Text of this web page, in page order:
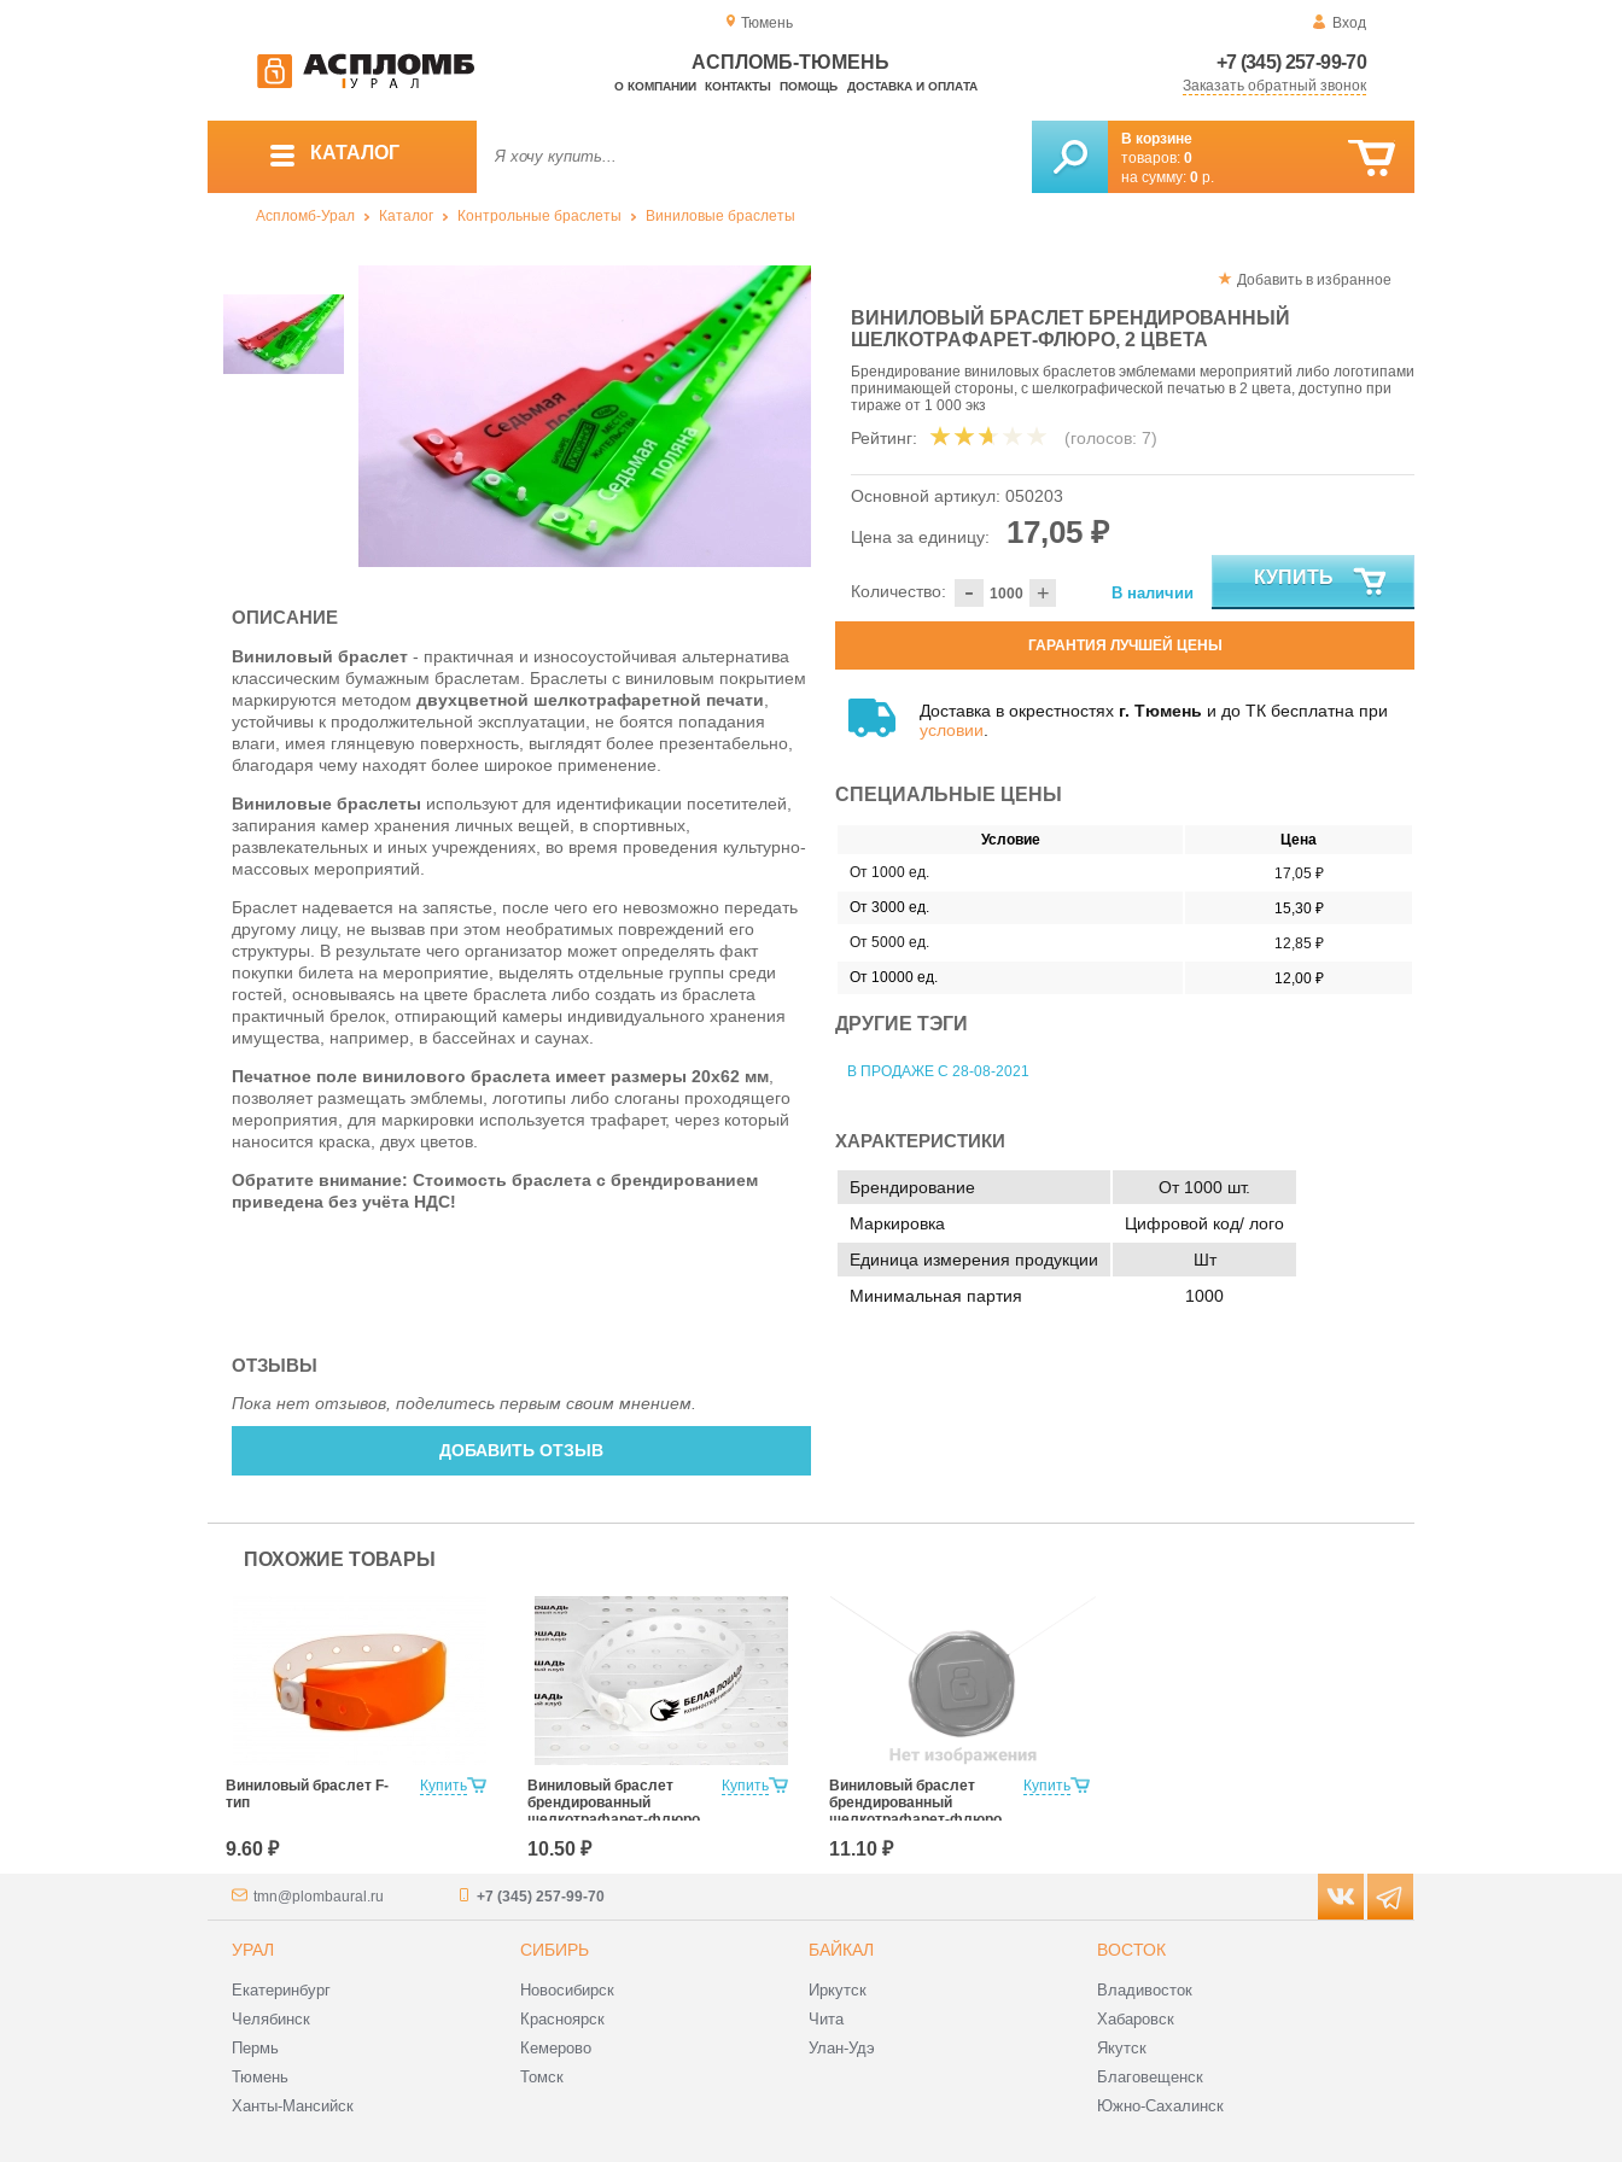
Тюмень Вход
+7 (345) 257-99-70
Заказать обратный звонок
АСПЛОМБ-ТЮМЕНЬ
О КОМПАНИИ КОНТАКТЫ ПОМОЩЬ ДОСТАВКА И ОПЛАТА
КАТАЛОГ
В корзине
товаров: 0
на сумму: 0 р.
Аспломб-Урал Каталог Контрольные браслеты Виниловые браслеты
Добавить в избранное
ВИНИЛОВЫЙ БРАСЛЕТ БРЕНДИРОВАННЫЙ
ШЕЛКОТРАФАРЕТ-ФЛЮРО, 2 ЦВЕТА
Брендирование виниловых браслетов эмблемами мероприятий либо логотипами
принимающей стороны, с шелкографической печатью в 2 цвета, доступно при
тираже от 1 000 экз
Рейтинг: (голосов: 7)
Основной артикул: 050203
Цена за единицу: 17,05 ₽
- +
Количество: В наличии
КУПИТЬ
ГАРАНТИЯ ЛУЧШЕЙ ЦЕНЫ
Доставка в окрестностях г. Тюмень и до ТК бесплатна при
условии
СПЕЦИАЛЬНЫЕ ЦЕНЫ
Условие
Цена
От 1000 ед.
17,05 ₽
От 3000 ед.
15,30 ₽
От 5000 ед.
12,85 ₽
От 10000 ед.
12,00 ₽
ДРУГИЕ ТЭГИ
В ПРОДАЖЕ С 28-08-2021
ОПИСАНИЕ
Виниловый браслет - практичная и износоустойчивая альтернатива
классическим бумажным браслетам. Браслеты с виниловым покрытием
маркируются методом двухцветной шелкотрафаретной печати
устойчивы к продолжительной эксплуатации, не боятся попадания
влаги, имея глянцевую поверхность, выглядят более презентабельно,
благодаря чему находят более широкое применение.
Виниловые браслеты используют для идентификации посетителей,
запирания камер хранения личных вещей, в спортивных,
развлекательных и иных учреждениях, во время проведения культурно-
массовых мероприятий.
Браслет надевается на запястье, после чего его невозможно передать
другому лицу, не вызвав при этом необратимых повреждений его
структуры. В результате чего организатор может определять факт
покупки билета на мероприятие, выделять отдельные группы среди
гостей, основываясь на цвете браслета либо создать из браслета
практичный брелок, отпирающий камеры индивидуального хранения
имущества, например, в бассейнах и саунах.
Печатное поле винилового браслета имеет размеры 20x62 мм
позволяет размещать эмблемы, логотипы либо слоганы проходящего
мероприятия, для маркировки используется трафарет, через который
наносится краска, двух цветов.
Обратите внимание: Стоимость браслета с брендированием
приведена без учёта НДС!
ХАРАКТЕРИСТИКИ
Брендирование
От 1000 шт.
Маркировка
Цифровой код/ лого
Единица измерения продукции
Шт
Минимальная партия
1000
ОТЗЫВЫ
Пока нет отзывов, поделитесь первым своим мнением.
ДОБАВИТЬ ОТЗЫВ
ПОХОЖИЕ ТОВАРЫ
Купить
Виниловый браслет F-
тип
9.60 ₽
Купить
Виниловый браслет
брендированный
шелкотрафарет-флюро,
10.50 ₽
Купить
Виниловый браслет
брендированный
шелкотрафарет-флюро,
11.10 ₽
tmn@plombaural.ru +7 (345) 257-99-70
УРАЛ
Екатеринбург
Челябинск
Пермь
Тюмень
Ханты-Мансийск
СИБИРЬ
Новосибирск
Красноярск
Кемерово
Томск
БАЙКАЛ
Иркутск
Чита
Улан-Удэ
ВОСТОК
Владивосток
Хабаровск
Якутск
Благовещенск
Южно-Сахалинск